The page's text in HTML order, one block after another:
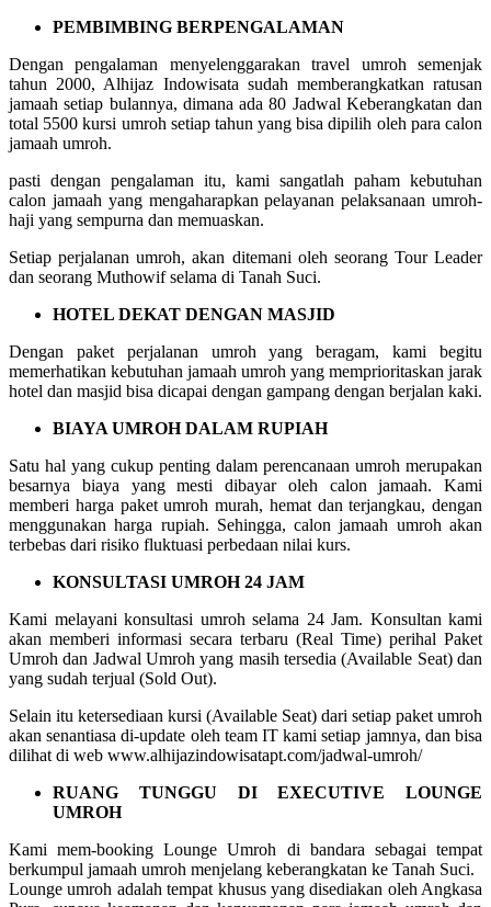
PEMBIMBING BERPENGALAMAN
Dengan pengalaman menyelenggarakan travel umroh semenjak
tahun 2000, Alhijaz Indowisata sudah memberangkatkan ratusan
jamaah setiap bulannya, dimana ada 80 Jadwal Keberangkatan dan
total 5500 kursi umroh setiap tahun yang bisa dipilih oleh para calon
jamaah umroh.
pasti dengan pengalaman itu, kami sangatlah paham kebutuhan
calon jamaah yang mengaharapkan pelayanan pelaksanaan umroh-
haji yang sempurna dan memuaskan.
Setiap perjalanan umroh, akan ditemani oleh seorang Tour Leader
dan seorang Muthowif selama di Tanah Suci.
HOTEL DEKAT DENGAN MASJID
Dengan paket perjalanan umroh yang beragam, kami begitu
memerhatikan kebutuhan jamaah umroh yang memprioritaskan jarak
hotel dan masjid bisa dicapai dengan gampang dengan berjalan kaki.
BIAYA UMROH DALAM RUPIAH
Satu hal yang cukup penting dalam perencanaan umroh merupakan
besarnya biaya yang mesti dibayar oleh calon jamaah. Kami
memberi harga paket umroh murah, hemat dan terjangkau, dengan
menggunakan harga rupiah. Sehingga, calon jamaah umroh akan
terbebas dari risiko fluktuasi perbedaan nilai kurs.
KONSULTASI UMROH 24 JAM
Kami melayani konsultasi umroh selama 24 Jam. Konsultan kami
akan memberi informasi secara terbaru (Real Time) perihal Paket
Umroh dan Jadwal Umroh yang masih tersedia (Available Seat) dan
yang sudah terjual (Sold Out).
Selain itu ketersediaan kursi (Available Seat) dari setiap paket umroh
akan senantiasa di-update oleh team IT kami setiap jamnya, dan bisa
dilihat di web www.alhijazindowisatapt.com/jadwal-umroh/
RUANG TUNGGU DI EXECUTIVE LOUNGE
UMROH
Kami mem-booking Lounge Umroh di bandara sebagai tempat
berkumpul jamaah umroh menjelang keberangkatan ke Tanah Suci.
Lounge umroh adalah tempat khusus yang disediakan oleh Angkasa